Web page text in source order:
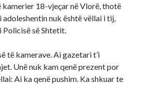
kamerier 18-vjeçar në Vlorë, thotë
adoleshentin nuk është vëllai i tij,
së Shtetit.
të kamerave. Ai gazetari t’i
Unë nuk kam qenë prezent por
Ai ka qenë pushim. Ka shkuar te